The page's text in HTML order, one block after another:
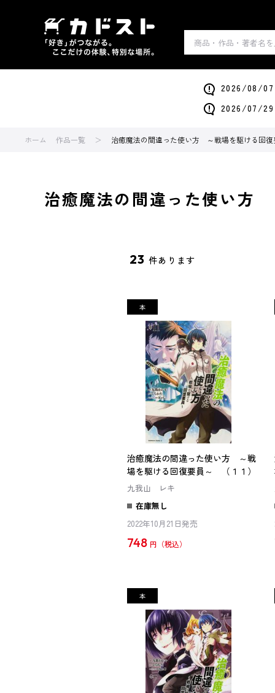
2026/08/07
2026/07/29
ホーム 作品一覧 治癒魔法の間違った使い方 ～戦場を駆ける回復
治癒魔法の間違った使い方
23 件あります
治癒魔法の間違った使い方 ～戦
場を駆ける回復要員～ （１１）
九我山 レキ
在庫無し
2022年10月21日発売
748 円